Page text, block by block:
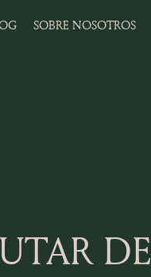
SOBRE NOSOTROS
DE